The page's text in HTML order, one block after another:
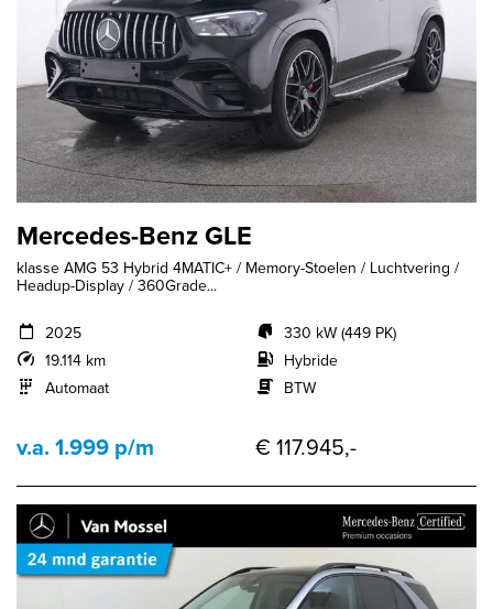
Mercedes-Benz GLE
klasse AMG 53 Hybrid 4MATIC+ / Memory-Stoelen / Luchtvering /
Headup-Display / 360Grade...
2025
19.114 km
Automaat
330 kW (449 PK)
Hybride
BTW
v.a. 1.999 p/m € 117.945,-